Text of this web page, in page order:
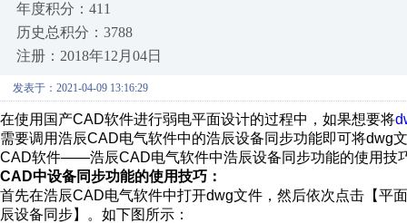
年度积分：411
历史总积分：3788
注册：2018年12月04日
发表于：2021-04-09 13:16:29
在使用国产CAD软件进行弱电平面设计的过程中，如果想要将
需要调用浩辰CAD电气软件中的浩辰设备同步功能即可将dwg
CAD软件——浩辰CAD电气软件中浩辰设备同步功能的使用技
CAD中设备同步功能的使用技巧：
首先在浩辰CAD电气软件中打开dwg文件，然后依次点击【
辰设备同步】。如下图所示：